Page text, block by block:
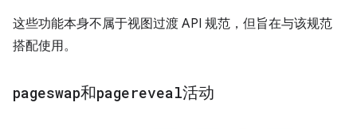
这些功能本身不属于视图过渡 API 规范，但旨在与该规范
搭配使用。
pageswap和pagereveal活动